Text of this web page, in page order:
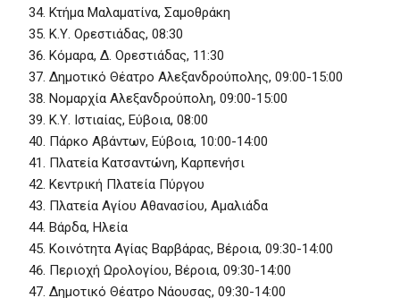
Κτήμα Μαλαματίνα, Σαμοθράκη
Κ.Υ. Ορεστιάδας, 08:30
Κόμαρα, Δ. Ορεστιάδας, 11:30
Δημοτικό Θέατρο Αλεξανδρούπολης, 09:00-15:00
Νομαρχία Αλεξανδρούπολη, 09:00-15:00
Κ.Υ. Ιστιαίας, Εύβοια, 08:00
Πάρκο Αβάντων, Εύβοια, 10:00-14:00
Πλατεία Κατσαντώνη, Καρπενήσι
Κεντρική Πλατεία Πύργου
Πλατεία Αγίου Αθανασίου, Αμαλιάδα
Βάρδα, Ηλεία
Κοινότητα Αγίας Βαρβάρας, Βέροια, 09:30-14:00
Περιοχή Ωρολογίου, Βέροια, 09:30-14:00
Δημοτικό Θέατρο Νάουσας, 09:30-14:00